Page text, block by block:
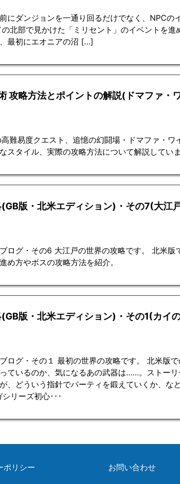
にダンジョンを一通り回るだけでなく、NPCの
北部で見かけた「ミリセント」のイベントを進
最初にエオニアの沼 […]
攻略方法とポイントの解説(ドマファ・
難易度クエスト、追憶の幻闘場・ドマファ・
スタイル、実際の攻略方法について解説していま
版・北米エディション)・その7(大江
ログ・その6 大江戸の世界の攻略です。 北米版
め方やボスの攻略方法を紹介。
版・北米エディション)・その1(カイ
ログ・その１ 最初の世界の攻略です。 北米版
ているのか、気になるあの武器は……。ストー
、どういう指針でパーティを鍛えていくか、な
リーズ初心･･･
ポリシー お問い合わせ